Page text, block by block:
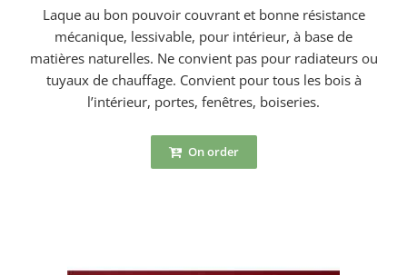
Laque au bon pouvoir couvrant et bonne résistance
mécanique, lessivable, pour intérieur, à base de
matières naturelles. Ne convient pas pour radiateurs ou
tuyaux de chauffage. Convient pour tous les bois à
l’intérieur, portes, fenêtres, boiseries.
On order